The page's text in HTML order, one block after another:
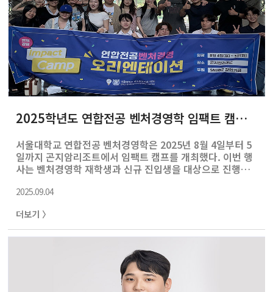
2025학년도 연합전공 벤처경영학 임팩트 캠프 개최
서울대학교 연합전공 벤처경영학은 2025년 8월 4일부터 5
일까지 곤지암리조트에서 임팩트 캠프를 개최했다. 이번 행
사는 벤처경영학 재학생과 신규 진입생을 대상으로 진행되
이 마련되었다. 첫째 날에는 학생들의 친밀도를 높이기 위
아이디어톤 조별 활동이 이어졌다. 아이디어톤의 주제는 뷰
티·헬스케어 분야에서 혁신적인 솔루션을 개발 중인 ㈜더
며 창업 기업의 직면하는 문제를 직접 체험할 수 있었다. 둘
째 날에는 아이디어톤 최종 발표와 함께 외부 심사위원으로
캡스톤파트너스, 블루포인트파트너스가 참여하였으며 더
2025.09.04
더보기 〉